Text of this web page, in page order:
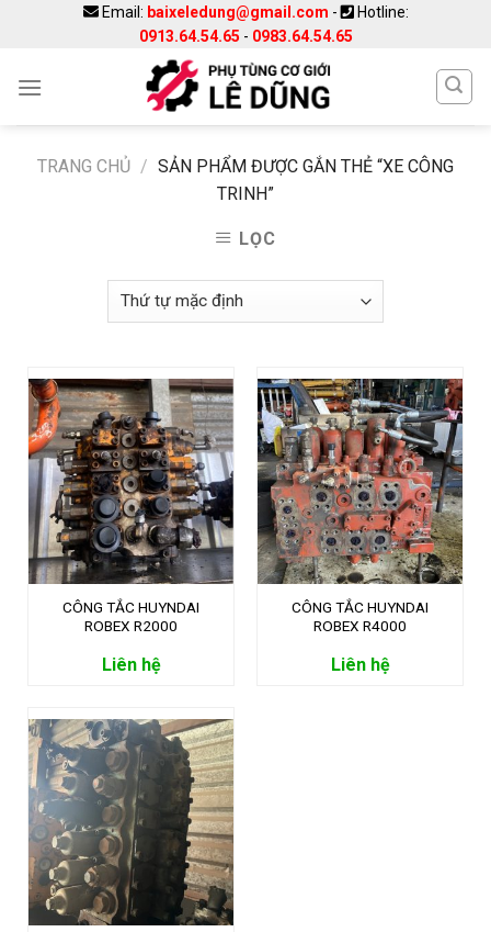
Email: baixeledung@gmail.com -
Hotline:
0913.64.54.65 - 0983.64.54.65
TRANG CHỦ / SẢN PHẨM ĐƯỢC GẮN THẺ “XE CÔNG
TRINH”
LỌC
CÔNG TẮC HUYNDAI
ROBEX R2000
Liên hệ
CÔNG TẮC HUYNDAI
ROBEX R4000
Liên hệ